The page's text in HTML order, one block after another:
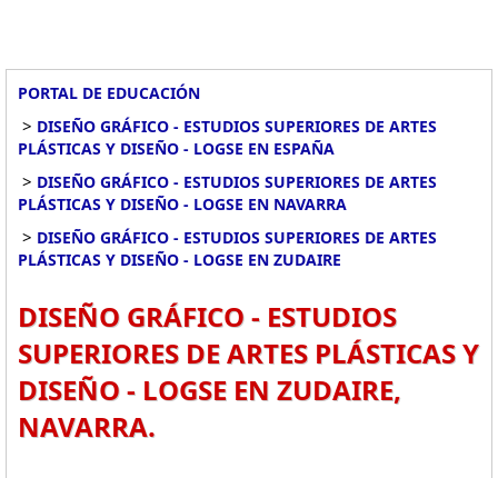
PORTAL DE EDUCACIÓN
> DISEÑO GRÁFICO - ESTUDIOS SUPERIORES DE ARTES
PLÁSTICAS Y DISEÑO - LOGSE EN ESPAÑA
> DISEÑO GRÁFICO - ESTUDIOS SUPERIORES DE ARTES
PLÁSTICAS Y DISEÑO - LOGSE EN NAVARRA
> DISEÑO GRÁFICO - ESTUDIOS SUPERIORES DE ARTES
PLÁSTICAS Y DISEÑO - LOGSE EN ZUDAIRE
DISEÑO GRÁFICO - ESTUDIOS
SUPERIORES DE ARTES PLÁSTICAS Y
DISEÑO - LOGSE EN ZUDAIRE,
NAVARRA.